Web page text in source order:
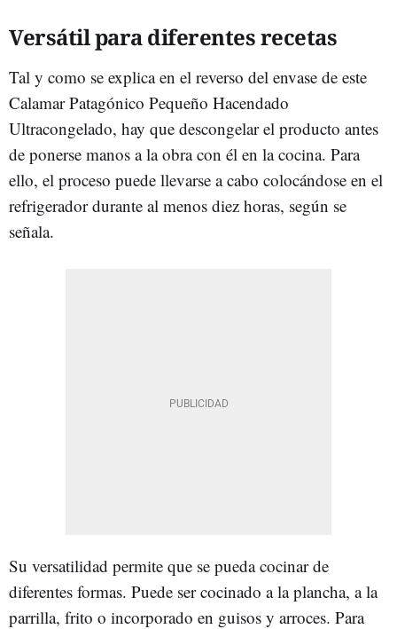
Versátil para diferentes recetas
Tal y como se explica en el reverso del envase de este
Calamar Patagónico Pequeño Hacendado
Ultracongelado, hay que descongelar el producto antes
de ponerse manos a la obra con él en la cocina. Para
ello, el proceso puede llevarse a cabo colocándose en el
refrigerador durante al menos diez horas, según se
señala.
Su versatilidad permite que se pueda cocinar de
diferentes formas. Puede ser cocinado a la plancha, a la
parrilla, frito o incorporado en guisos y arroces. Para